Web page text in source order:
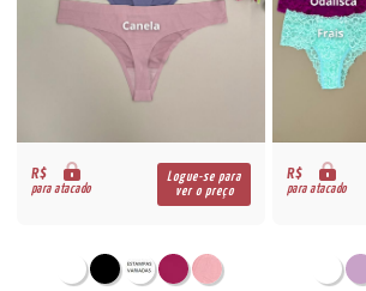
R$
para atacado
Logue-se para
ver o preço
R$
para atacado